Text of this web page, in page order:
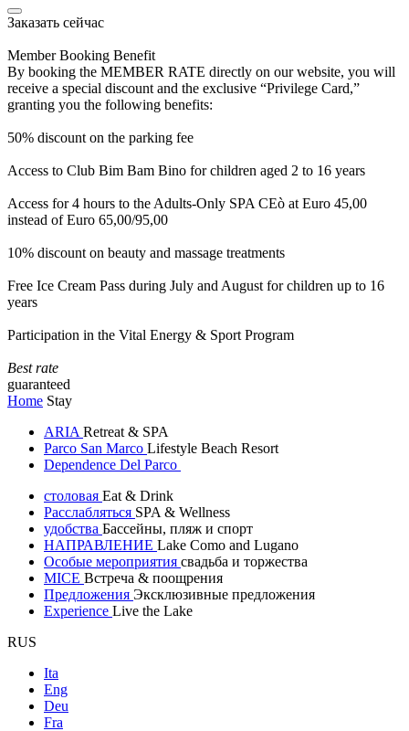
Заказать сейчас
Member Booking Benefit
By booking the MEMBER RATE directly on our website, you will
receive a special discount and the exclusive “Privilege Card,”
granting you the following benefits:
50% discount on the parking fee
Access to Club Bim Bam Bino for children aged 2 to 16 years
Access for 4 hours to the Adults-Only SPA CEò at Euro 45,00
instead of Euro 65,00/95,00
10% discount on beauty and massage treatments
Free Ice Cream Pass during July and August for children up to 16
years
Participation in the Vital Energy & Sport Program
Best rate
guaranteed
Home Stay
ARIA Retreat & SPA
Parco San Marco Lifestyle Beach Resort
Dependence Del Parco
столовая Eat & Drink
Расслабляться SPA & Wellness
удобства Бассейны, пляж и спорт
НАПРАВЛЕНИЕ Lake Como and Lugano
Особые мероприятия свадьба и торжества
MICE Встреча & поощрения
Предложения Эксклюзивные предложения
Experience Live the Lake
RUS
Ita
Eng
Deu
Fra